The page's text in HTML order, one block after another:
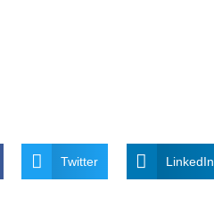
Twitter LinkedIn